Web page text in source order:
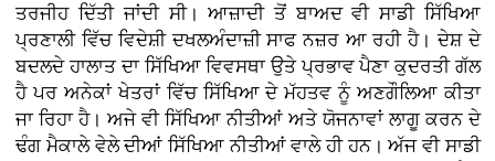
ਤਰਜੀਹ ਦਿੱਤੀ ਜਾਂਦੀ ਸੀ। ਆਜ਼ਾਦੀ ਤੋਂ ਬਾਅਦ ਵੀ ਸਾਡੀ ਸਿੱਖਿਆ
ਪ੍ਰਣਾਲੀ ਵਿੱਚ ਵਿਦੇਸ਼ੀ ਦਖਲਅੰਦਾਜ਼ੀ ਸਾਫ ਨਜ਼ਰ ਆ ਰਹੀ ਹੈ। ਦੇਸ਼ ਦੇ
ਬਦਲਦੇ ਹਾਲਾਤ ਦਾ ਸਿੱਖਿਆ ਵਿਵਸਥਾ ਉਤੇ ਪ੍ਰਭਾਵ ਪੈਣਾ ਕੁਦਰਤੀ ਗੱਲ
ਹੈ ਪਰ ਅਨੇਕਾਂ ਖੇਤਰਾਂ ਵਿੱਚ ਸਿੱਖਿਆ ਦੇ ਮੱਹਤਵ ਨੂੰ ਅਣਗੌਲਿਆ ਕੀਤਾ
ਜਾ ਰਿਹਾ ਹੈ। ਅਜੇ ਵੀ ਸਿੱਖਿਆ ਨੀਤੀਆਂ ਅਤੇ ਯੋਜਨਾਵਾਂ ਲਾਗੂ ਕਰਨ ਦੇ
ਢੰਗ ਮੈਕਾਲੇ ਵੇਲੇ ਦੀਆਂ ਸਿੱਖਿਆ ਨੀਤੀਆਂ ਵਾਲੇ ਹੀ ਹਨ। ਅੱਜ ਵੀ ਸਾਡੀ